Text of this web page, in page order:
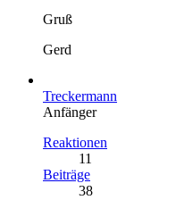
Gruß
Gerd
Treckermann
Anfänger
Reaktionen
11
Beiträge
38